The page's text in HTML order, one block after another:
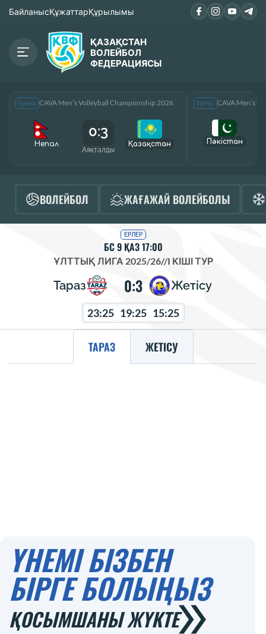
БайланысҚұжаттарҚұрылымы
ҚАЗАҚСТАН
ВОЛЕЙБОЛ
ФЕДЕРАЦИЯСЫ
Ерлер CAVA Men’s Volleyball Championship 2026
Непал
0:3
Аяқталды
Қазақcтан
Ерлер CAVA Men’s
Пәкістан
ВОЛЕЙБОЛ ЖАҒАЖАЙ ВОЛЕЙБОЛЫ
ЕРЛЕР
БС 9 ҚАЗ 17:00
ҰЛТТЫҚ ЛИГА 2025/26//I КІШІ ТУР
Тараз 0:3 Жетісу
23:25 19:25 15:25
ТАРАЗ ЖЕТІСУ
ҮНЕМІ БІЗБЕН
БІРГЕ БОЛЫҢЫЗ
ҚОСЫМШАНЫ ЖҮКТЕ